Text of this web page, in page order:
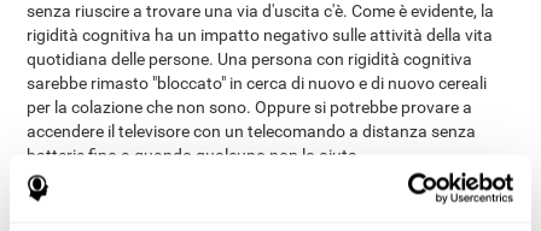
senza riuscire a trovare una via d'uscita c'è. Come è evidente, la
rigidità cognitiva ha un impatto negativo sulle attività della vita
quotidiana delle persone. Una persona con rigidità cognitiva
sarebbe rimasto "bloccato" in cerca di nuovo e di nuovo cereali
per la colazione che non sono. Oppure si potrebbe provare a
accendere il televisore con un telecomando a distanza senza
batterie fino a quando qualcuno non lo aiuta.
Naturalmente, ci sono diversi gradi di flessibilità e rigidità